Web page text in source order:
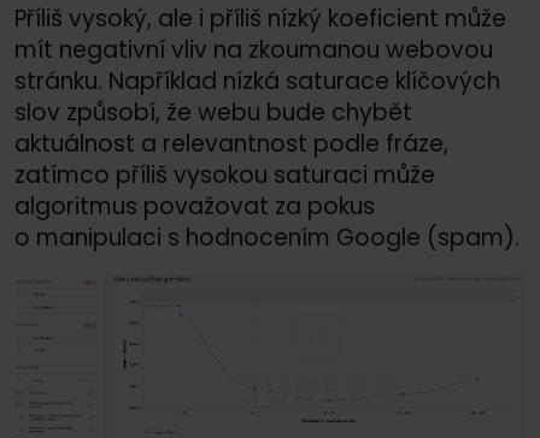
Příliš vysoký, ale i příliš nízký koeficient může
mít negativní vliv na zkoumanou webovou
stránku. Například nízká saturace klíčových
slov způsobí, že webu bude chybět
aktuálnost a relevantnost podle fráze,
zatímco příliš vysokou saturaci může
algoritmus považovat za pokus
o manipulaci s hodnocením Google (spam).